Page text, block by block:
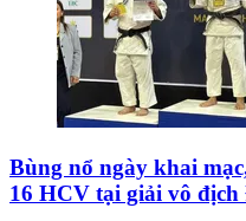
Bùng nổ ngày khai
16 HCV tại giải vô